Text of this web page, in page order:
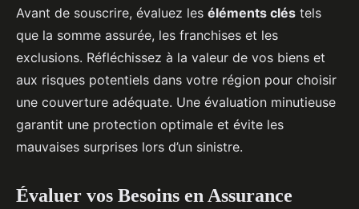
Avant de souscrire, évaluez les éléments clés tels
que la somme assurée, les franchises et les
exclusions. Réfléchissez à la valeur de vos biens et
aux risques potentiels dans votre région pour choisir
une couverture adéquate. Une évaluation minutieuse
garantit une protection optimale et évite les
mauvaises surprises lors d’un sinistre.
Évaluer vos Besoins en Assurance